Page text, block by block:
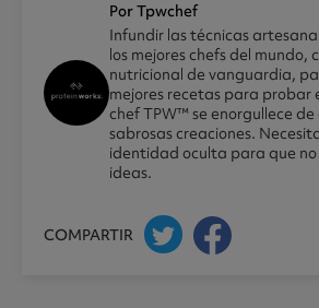
Por Tpwchef
Infundir las técnicas
los mejores chefs del mundo,
nutricional de vanguardia,
mejores recetas para probar
chef TPW™ se enorgullece
sabrosas creaciones.
identidad oculta para que no
ideas.
COMPARTIR